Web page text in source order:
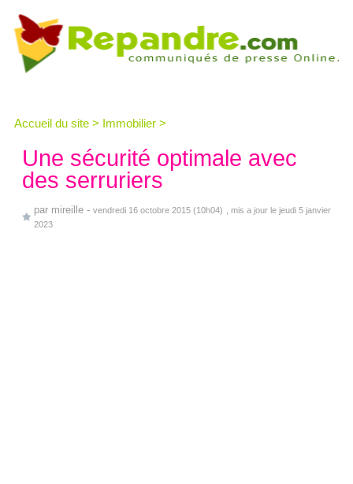
Accueil du site > Immobilier >
Une sécurité optimale avec
des serruriers
par mireille - vendredi 16 octobre 2015 (10h04)
, mis a jour le jeudi 5 janvier
2023